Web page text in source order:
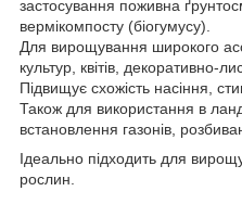
застосування поживна
вермікомпосту (біогумусу).
Для вирощування широкого
культур, квітів, декоративно-
Підвищує схожість насіння,
Також для використання в
встановлення газонів,
Ідеально підходить для
рослин.